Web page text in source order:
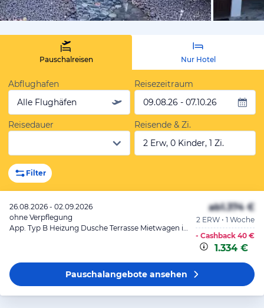
von
Pauschalreisen Nur Hotel
Abflughafen
Alle Flughäfen
Reisezeitraum
09.08.26 - 07.10.26
Reisedauer
Reisende & Zi.
2 Erw, 0 Kinder, 1 Zi.
Filter
26.08.2026 - 02.09.2026
ohne Verpflegung
App. Typ B Heizung Dusche Terrasse Mietwagen inkl.
ab1.374 €
2 ERW • 1 Woche
- Cashback 40 €
1.334 €
Pauschalangeboteansehen